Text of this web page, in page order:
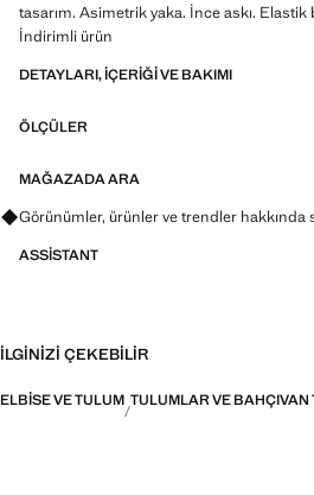
tasarım. Asimetrik yaka. İnce askı. Elastik
İndirimli ürün
DETAYLARI, IÇERIĞI VE BAKIMI
ÖLÇÜLER
MAĞAZADA ARA
Görünümler, ürünler ve trendler hakkında
ASSISTANT
İLGINIZI ÇEKEBILIR
ELBISE VE TULUM TULUMLAR VE BAHÇIVAN